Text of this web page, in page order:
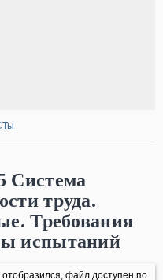
Система
труда.
Требования
испытаний
отобразился, файл доступен по